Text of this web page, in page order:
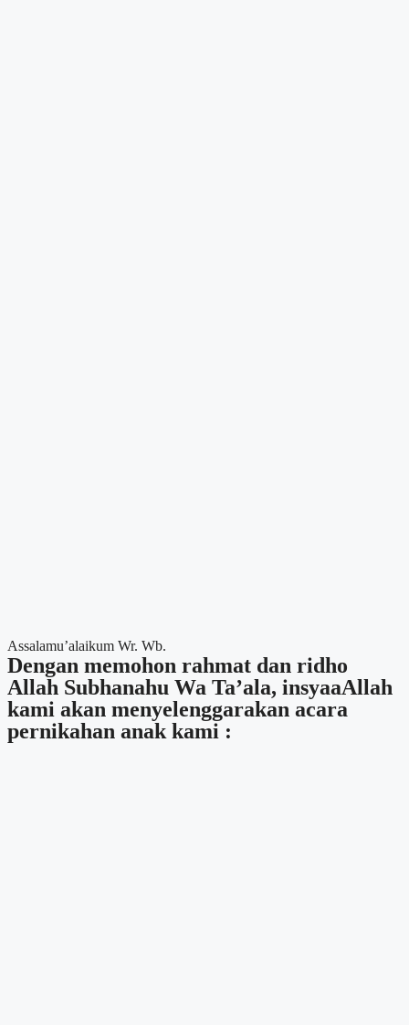
Assalamu’alaikum Wr. Wb.
Dengan memohon rahmat dan ridho
Allah Subhanahu Wa Ta’ala, insyaaAllah
kami akan menyelenggarakan acara
pernikahan anak kami :